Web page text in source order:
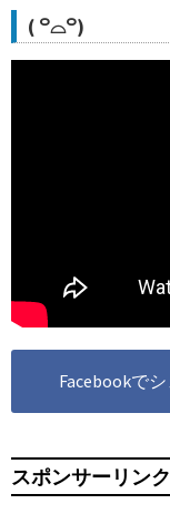
( ꒪⌓꒪)
Facebookで
スポンサーリンク